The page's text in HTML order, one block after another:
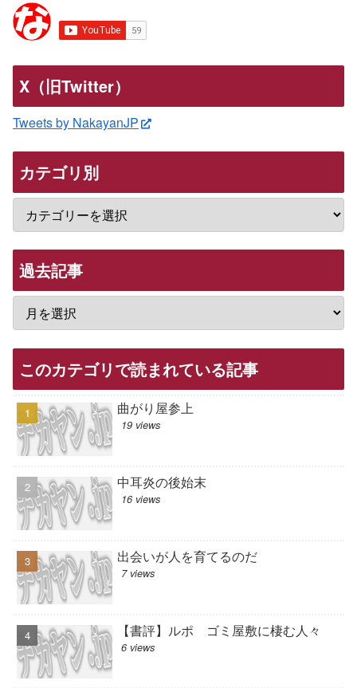
X（旧Twitter）
Tweets by NakayanJP
カテゴリ別
過去記事
このカテゴリで読まれている記事
曲がり屋参上
19 views
中耳炎の後始末
16 views
出会いが人を育てるのだ
7 views
【書評】ルポ ゴミ屋敷に棲む人々
6 views